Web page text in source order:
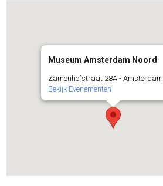
Museum Amsterdam Noord
Zamenhofstraat 28A - Amsterdam
Bekijk Evenementen